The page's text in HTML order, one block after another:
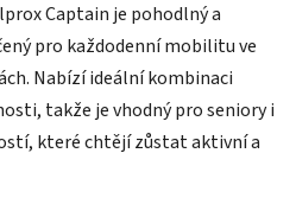
Captain je pohodlný a
pro každodenní mobilitu ve
Nabízí ideální kombinaci
takže je vhodný pro seniory i
které chtějí zůstat aktivní a